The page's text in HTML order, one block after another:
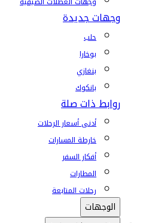
وجهات جديدة
حلب
بوخارا
بنغازي
بانكوك
روابط ذات صلة
أدنى أسعار الرحلات
خارطة المسارات
أفكار السفر
المطارات
رحلات المتابعة
الوجهات